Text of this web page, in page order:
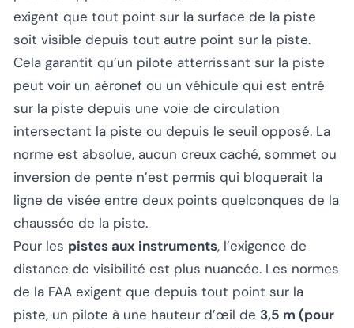
exigent que tout point sur la surface de la piste
soit visible depuis tout autre point sur la piste.
Cela garantit qu’un pilote atterrissant sur la piste
peut voir un aéronef ou un véhicule qui est entré
sur la piste depuis une voie de circulation
intersectant la piste ou depuis le seuil opposé. La
norme est absolue, aucun creux caché, sommet ou
inversion de pente n’est permis qui bloquerait la
ligne de visée entre deux points quelconques de la
chaussée de la piste.
Pour les pistes aux instruments, l’exigence de
distance de visibilité est plus nuancée. Les normes
de la FAA exigent que depuis tout point sur la
piste, un pilote à une hauteur d’œil de 3,5 m (pour